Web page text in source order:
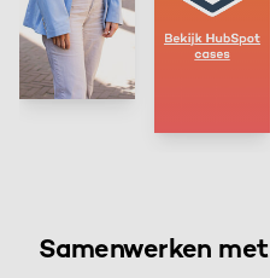
Samenwerken met